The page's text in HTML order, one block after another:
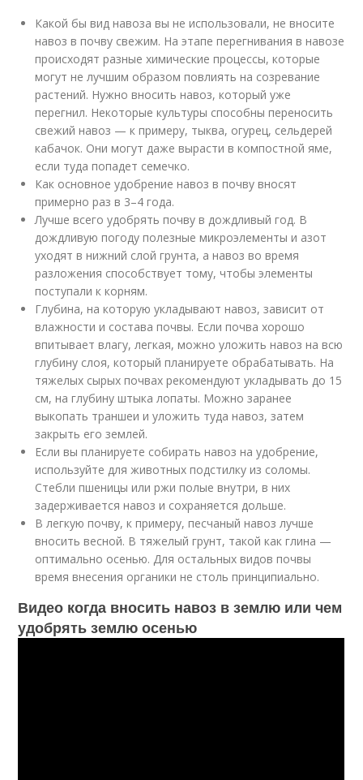
Какой бы вид навоза вы не использовали, не вносите
навоз в почву свежим. На этапе перегнивания в навозе
происходят разные химические процессы, которые
могут не лучшим образом повлиять на созревание
растений. Нужно вносить навоз, который уже
перегнил. Некоторые культуры способны переносить
свежий навоз — к примеру, тыква, огурец, сельдерей
кабачок. Они могут даже вырасти в компостной яме,
если туда попадет семечко.
Как основное удобрение навоз в почву вносят
примерно раз в 3–4 года.
Лучше всего удобрять почву в дождливый год. В
дождливую погоду полезные микроэлементы и азот
уходят в нижний слой грунта, а навоз во время
разложения способствует тому, чтобы элементы
поступали к корням.
Глубина, на которую укладывают навоз, зависит от
влажности и состава почвы. Если почва хорошо
впитывает влагу, легкая, можно уложить навоз на всю
глубину слоя, который планируете обрабатывать. На
тяжелых сырых почвах рекомендуют укладывать до 15
см, на глубину штыка лопаты. Можно заранее
выкопать траншеи и уложить туда навоз, затем
закрыть его землей.
Если вы планируете собирать навоз на удобрение,
используйте для животных подстилку из соломы.
Стебли пшеницы или ржи полые внутри, в них
задерживается навоз и сохраняется дольше.
В легкую почву, к примеру, песчаный навоз лучше
вносить весной. В тяжелый грунт, такой как глина —
оптимально осенью. Для остальных видов почвы
время внесения органики не столь принципиально.
Видео когда вносить навоз в землю или чем
удобрять землю осенью